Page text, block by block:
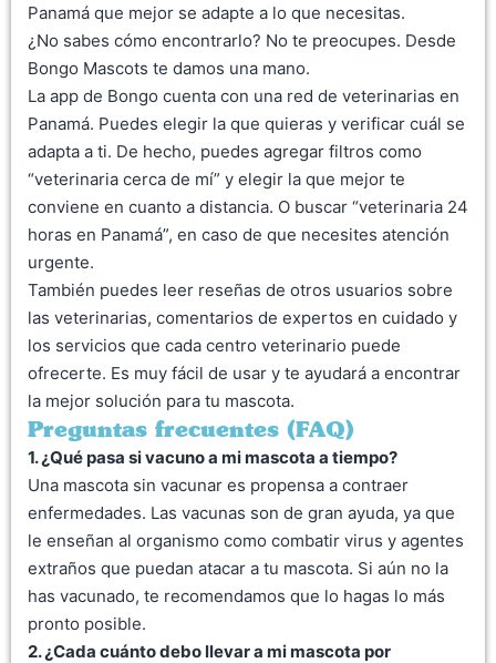
Panamá que mejor se adapte a lo que necesitas.
¿No sabes cómo encontrarlo? No te preocupes. Desde
Bongo Mascots te damos una mano.
La app de Bongo cuenta con una red de veterinarias en
Panamá. Puedes elegir la que quieras y verificar cuál se
adapta a ti. De hecho, puedes agregar filtros como
“veterinaria cerca de mí” y elegir la que mejor te
conviene en cuanto a distancia. O buscar “veterinaria 24
horas en Panamá”, en caso de que necesites atención
urgente.
También puedes leer reseñas de otros usuarios sobre
las veterinarias, comentarios de expertos en cuidado y
los servicios que cada centro veterinario puede
ofrecerte. Es muy fácil de usar y te ayudará a encontrar
la mejor solución para tu mascota.
Preguntas frecuentes (FAQ)
1. ¿Qué pasa si vacuno a mi mascota a tiempo?
Una mascota sin vacunar es propensa a contraer
enfermedades. Las vacunas son de gran ayuda, ya que
le enseñan al organismo como combatir virus y agentes
extraños que puedan atacar a tu mascota. Si aún no la
has vacunado, te recomendamos que lo hagas lo más
pronto posible.
2. ¿Cada cuánto debo llevar a mi mascota por